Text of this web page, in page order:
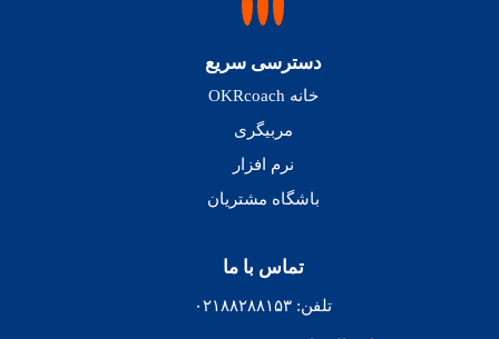
دسترسی سریع
خانه OKRcoach
مربیگری
نرم افزار
باشگاه مشتریان
تماس با ما
تلفن: ۰۲۱۸۸۲۸۸۱۵۳